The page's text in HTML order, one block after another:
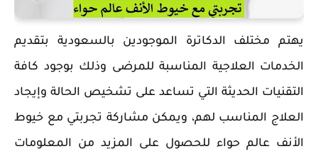
يهتم مختلف الدكاترة الموجودين بالسعودية بتقديم
الخدمات العلاجية المناسبة للمرضى وذلك بوجود كافة
التقنيات الحديثة التي تساعد على تشخيص الحالة وإيجاد
العلاج المناسب لهم، ويمكن مشاركة تجربتي مع خيوط
الأنف عالم حواء للحصول على المزيد من المعلومات